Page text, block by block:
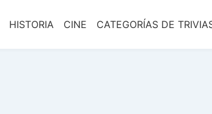
HISTORIA CINE CATEGORÍAS DE